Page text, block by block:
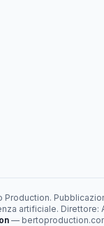
Production.
artificiale. Direttore:
—